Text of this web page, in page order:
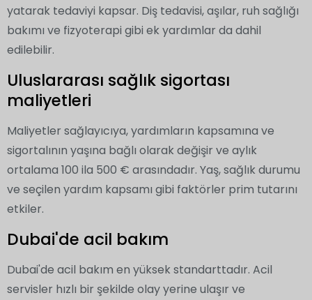
yatarak tedaviyi kapsar. Diş tedavisi, aşılar, ruh sağlığı
bakımı ve fizyoterapi gibi ek yardımlar da dahil
edilebilir.
Uluslararası sağlık sigortası
maliyetleri
Maliyetler sağlayıcıya, yardımların kapsamına ve
sigortalının yaşına bağlı olarak değişir ve aylık
ortalama 100 ila 500 € arasındadır. Yaş, sağlık durumu
ve seçilen yardım kapsamı gibi faktörler prim tutarını
etkiler.
Dubai'de acil bakım
Dubai'de acil bakım en yüksek standarttadır. Acil
servisler hızlı bir şekilde olay yerine ulaşır ve